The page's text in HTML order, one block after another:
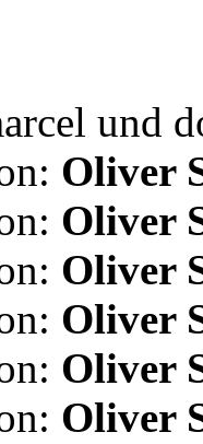
und
Oliver
Oliver
Oliver
Oliver
Oliver
Oliver